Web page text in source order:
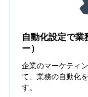
自動化設定で業
ー）
企業のマーケティ
て、業務の自動化
す。